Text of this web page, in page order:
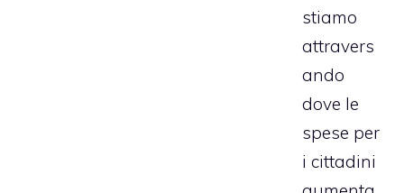
stiamo
attravers
ando
dove le
spese per
i cittadini